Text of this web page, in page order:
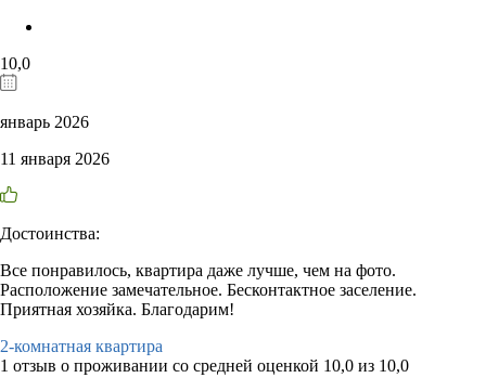
10,0
январь 2026
11 января 2026
Достоинства:
Все понравилось, квартира даже лучше, чем на фото.
Расположение замечательное. Бесконтактное заселение.
Приятная хозяйка. Благодарим!
2-комнатная квартира
1 отзыв о проживании со средней оценкой 10,0 из 10,0